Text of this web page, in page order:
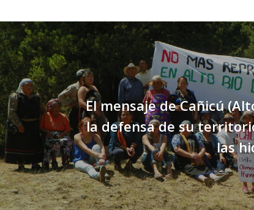
El mensaje de Cañicú
la defensa de su
las